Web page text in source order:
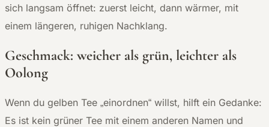
sich langsam öffnet: zuerst leicht, dann wärmer, mit
einem längeren, ruhigen Nachklang.
Geschmack: weicher als grün, leichter als
Oolong
Wenn du gelben Tee „einordnen“ willst, hilft ein Gedanke:
Es ist kein grüner Tee mit einem anderen Namen und